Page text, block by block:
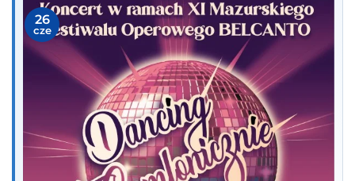
26
cze